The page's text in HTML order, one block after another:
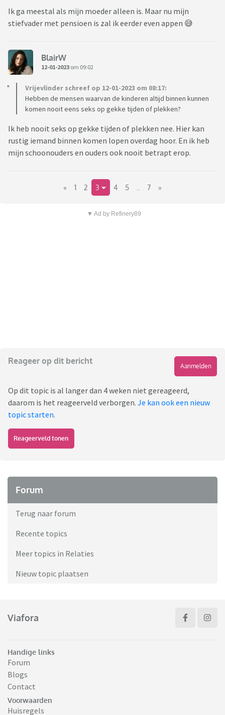
Ik ga meestal als mijn moeder alleen is. Maar nu mijn
stiefvader met pensioen is zal ik eerder even appen 😅
BlairW
12-01-2023 om 09:02
Vrijevlinder schreef op 12-01-2023 om 08:17:
Hebben de mensen waarvan de kinderen altijd binnen kunnen
komen nooit eens seks op gekke tijden of plekken?
Ik heb nooit seks op gekke tijden of plekken nee. Hier kan
rustig iemand binnen komen lopen overdag hoor. En ik heb
mijn schoonouders en ouders ook nooit betrapt erop.
« 1 2 3 4 5 7 »
▼ Ad by Refinery89
Reageer op dit bericht
Aanmelden
Op dit topic is al langer dan 4 weken niet gereageerd,
daarom is het reageerveld verborgen. Je kan ook een nieuw
topic starten.
Reageerveld tonen
Forum
Terug naar forum
Recente topics
Meer topics in Relaties
Nieuw topic plaatsen
Viafora
Handige links
Forum
Blogs
Contact
Voorwaarden
Huisregels